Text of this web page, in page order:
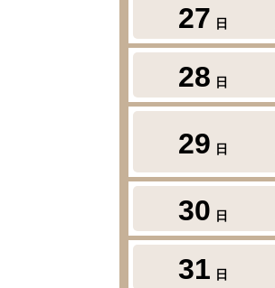
27 日
28 日
29 日
30 日
31 日